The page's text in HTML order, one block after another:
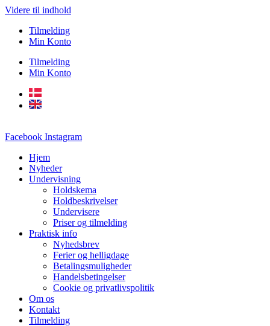
Videre til indhold
Tilmelding
Min Konto
Tilmelding
Min Konto
Facebook Instagram
Hjem
Nyheder
Undervisning
Holdskema
Holdbeskrivelser
Undervisere
Priser og tilmelding
Praktisk info
Nyhedsbrev
Ferier og helligdage
Betalingsmuligheder
Handelsbetingelser
Cookie og privatlivspolitik
Om os
Kontakt
Tilmelding